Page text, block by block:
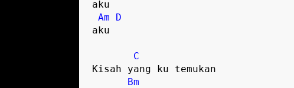
aku
Am
D
aku
C
Kisah yang ku temukan
Bm